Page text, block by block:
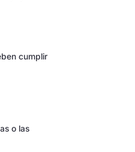
cumplir
o las